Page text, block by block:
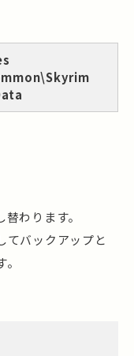
わります。
てバックアップと